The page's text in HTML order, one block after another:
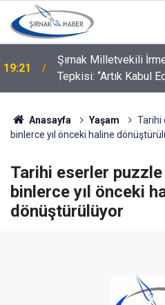
19:21
Şırnak Milletvekili
Tepkisi: “Artık Kabul
Anasayfa Yaşam
Tarihi
binlerce yıl önceki haline
Tarihi eserler
binlerce yıl önceki
dönüştürülüyor